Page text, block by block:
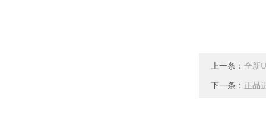
上一条： 全新
下一条： 正品